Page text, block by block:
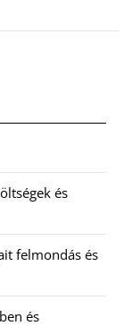
és
felmondás és
és